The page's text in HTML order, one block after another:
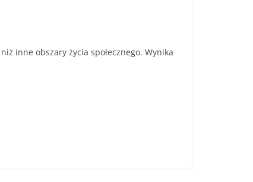
inne obszary życia społecznego. Wynika